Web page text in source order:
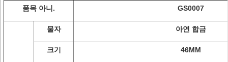
품목 아니. GS0007
물자 아연 합금
크기 46MM